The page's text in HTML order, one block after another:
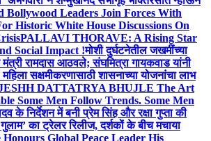
Bollywood Leaders Join Forces With
Historic White House Discussions On
PALLAVI THORAVE: A Rising Star
Social Impact !मोशी दुर्घटनेतील जखमींच्या
रामदास आठवले; संघमित्रा गायकवाड यांनी
सक्षमीकरणासाठी शासनाच्या योजनांचा लाभ
DATTATRYA BHUJLE The Art
Some Men Follow Trends. Some Men
के निर्देशन में बनी प्रेम सिंह और रक्षा गुप्ता की
का ट्रेलर रिलीज, दर्शकों के बीच मचाया
Global Peace Leader His